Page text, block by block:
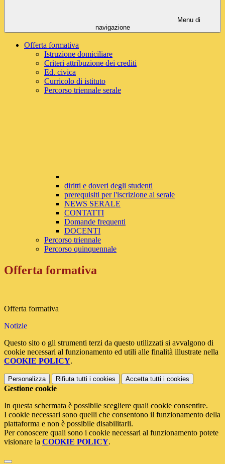
Menu di
navigazione
Offerta formativa
Istruzione domiciliare
Criteri attribuzione dei crediti
Ed. civica
Curricolo di istituto
Percorso triennale serale
diritti e doveri degli studenti
prerequisiti per l'iscrizione al serale
NEWS SERALE
CONTATTI
Domande frequenti
DOCENTI
Percorso triennale
Percorso quinquennale
Offerta formativa
Offerta formativa
Notizie
Questo sito o gli strumenti terzi da questo utilizzati si avvalgono di
cookie necessari al funzionamento ed utili alle finalità illustrate nella
COOKIE POLICY.
Personalizza Rifiuta tutti i cookies Accetta tutti i cookies
Gestione cookie
In questa schermata è possibile scegliere quali cookie consentire.
I cookie necessari sono quelli che consentono il funzionamento della
piattaforma e non è possibile disabilitarli.
Per conoscere quali sono i cookie necessari al funzionamento potete
visionare la COOKIE POLICY.